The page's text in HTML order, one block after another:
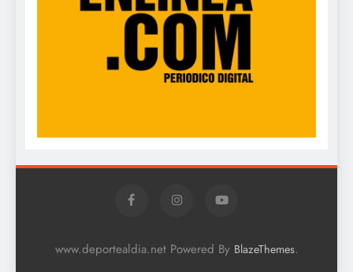
www.deportealdia.net Powered By BlazeThemes.